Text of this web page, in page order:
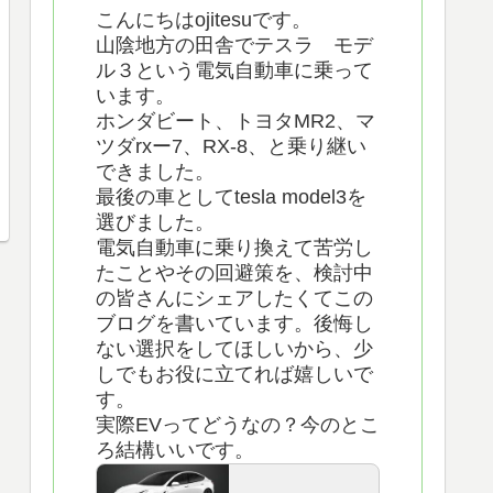
こんにちはojitesuです。
山陰地方の田舎でテスラ モデ
ル３という電気自動車に乗って
います。
ホンダビート、トヨタMR2、マ
ツダrxー7、RX-8、と乗り継い
できました。
最後の車としてtesla model3を
選びました。
電気自動車に乗り換えて苦労し
たことやその回避策を、検討中
の皆さんにシェアしたくてこの
ブログを書いています。後悔し
ない選択をしてほしいから、少
しでもお役に立てれば嬉しいで
す。
実際EVってどうなの？今のとこ
ろ結構いいです。